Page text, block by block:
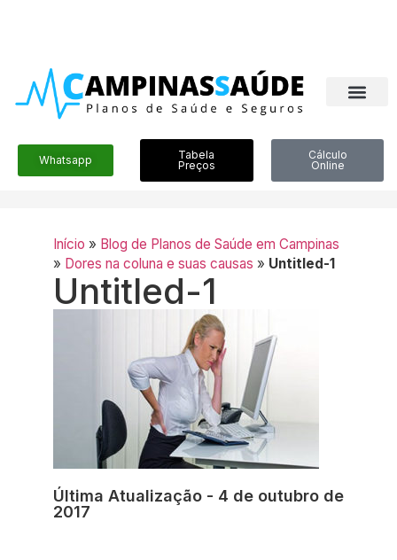
Whatsapp
Tabela
Preços
Cálculo
Online
Início » Blog de Planos de Saúde em Campinas
» Dores na coluna e suas causas » Untitled-1
Untitled-1
Última Atualização - 4 de outubro de
2017